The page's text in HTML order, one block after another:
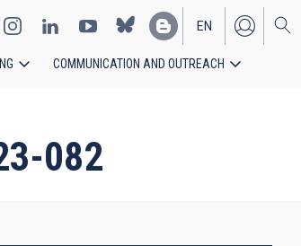
EN
ES
COMMUNICATION AND OUTREACH
082